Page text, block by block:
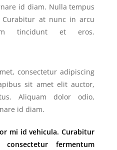
id diam. Nulla tempus
at nunc in arcu
tincidunt et eros.
consectetur adipiscing
sit amet elit auctor,
Aliquam dolor odio,
id diam.
mi id vehicula. Curabitur
fermentum